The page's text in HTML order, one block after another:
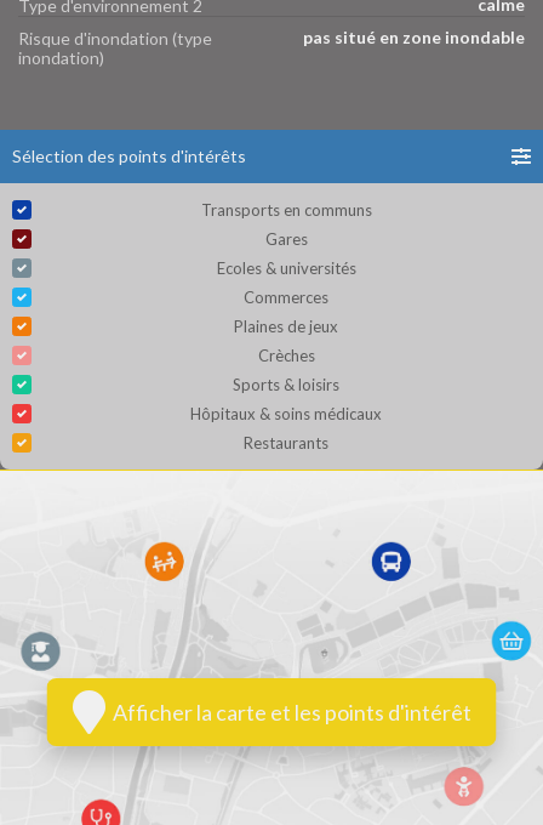
Type d'environnement 2
calme
Risque d'inondation (type
inondation)
pas situé en zone inondable
Sélection des points d'intérêts
Transports en communs
Gares
Ecoles & universités
Commerces
Plaines de jeux
Crèches
Sports & loisirs
Hôpitaux & soins médicaux
Restaurants
Afficher la carte et les points d'intérêt